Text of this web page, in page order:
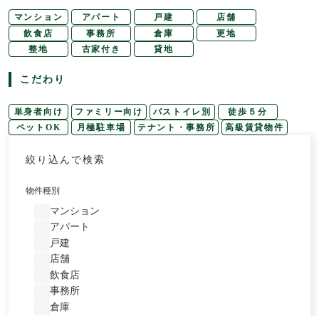
マンション アパート 戸建
店舗
飲食店
事務所 倉庫
更地
整地
古家付き 貸地
こだわり
単身者向け ファミリー向け バストイレ別
徒歩５分
ペットOK
月極駐車場 テナント・事務所 高級賃貸物件
絞り込んで検索
物件種別
マンション
アパート
戸建
店舗
飲食店
事務所
倉庫